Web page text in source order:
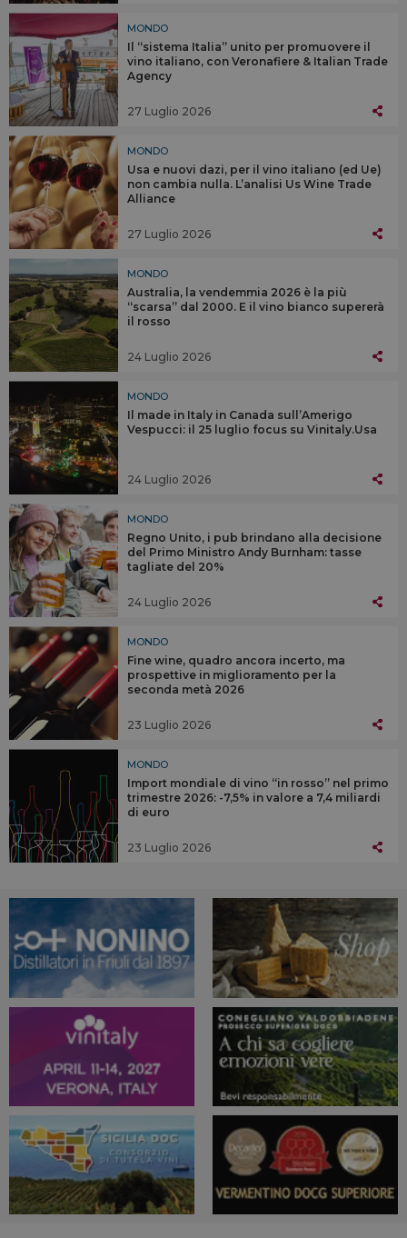
MONDO
Il “sistema Italia” unito per promuovere il
vino italiano, con Veronafiere & Italian Trade
Agency
27 Luglio 2026
MONDO
Usa e nuovi dazi, per il vino italiano (ed Ue)
non cambia nulla. L’analisi Us Wine Trade
Alliance
27 Luglio 2026
MONDO
Australia, la vendemmia 2026 è la più
“scarsa” dal 2000. E il vino bianco supererà
il rosso
24 Luglio 2026
MONDO
Il made in Italy in Canada sull’Amerigo
Vespucci: il 25 luglio focus su Vinitaly.Usa
24 Luglio 2026
MONDO
Regno Unito, i pub brindano alla decisione
del Primo Ministro Andy Burnham: tasse
tagliate del 20%
24 Luglio 2026
MONDO
Fine wine, quadro ancora incerto, ma
prospettive in miglioramento per la
seconda metà 2026
23 Luglio 2026
MONDO
Import mondiale di vino “in rosso” nel primo
trimestre 2026: -7,5% in valore a 7,4 miliardi
di euro
23 Luglio 2026